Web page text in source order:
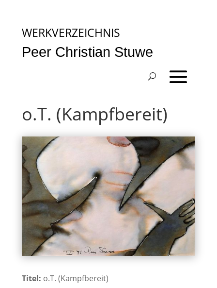
WERKVERZEICHNIS
Peer Christian Stuwe
o.T. (Kampfbereit)
Titel: o.T. (Kampfbereit)